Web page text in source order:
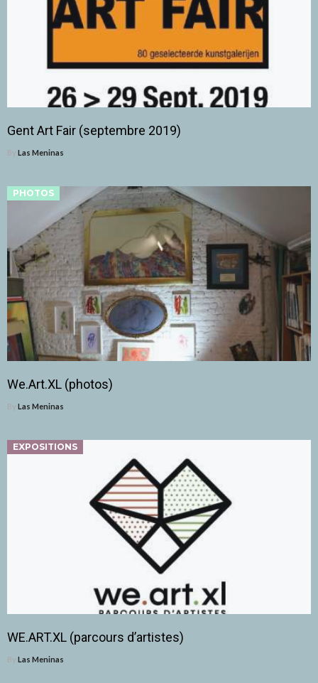
Gent Art Fair (septembre 2019)
By Las Meninas
PHOTOS
We.Art.XL (photos)
By Las Meninas
EXPOSITIONS
WE.ART.XL (parcours d’artistes)
By Las Meninas